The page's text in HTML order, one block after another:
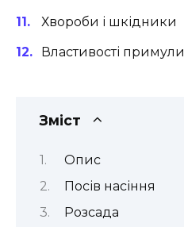
Хвороби і шкідники
Властивості примули
Зміст
Опис
Посів насіння
Розсада